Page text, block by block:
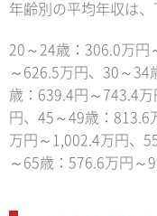
年齢別の平均年収は、
20～24歳：306.0万円
～626.5万円、30～34
歳：639.4円～743.4
円、45～49歳：813.6
万円～1,002.4万円、
～65歳：576.6万円～